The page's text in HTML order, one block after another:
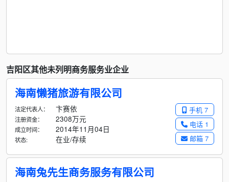
吉阳区其他未列明商务服务业企业
海南懒猪旅游有限公司
手机 7
电话 1
邮箱 7
法定代表人： 卞赛依
注册资金： 2308万元
成立时间： 2014年11月04日
状态: 在业/存续
海南兔先生商务服务有限公司